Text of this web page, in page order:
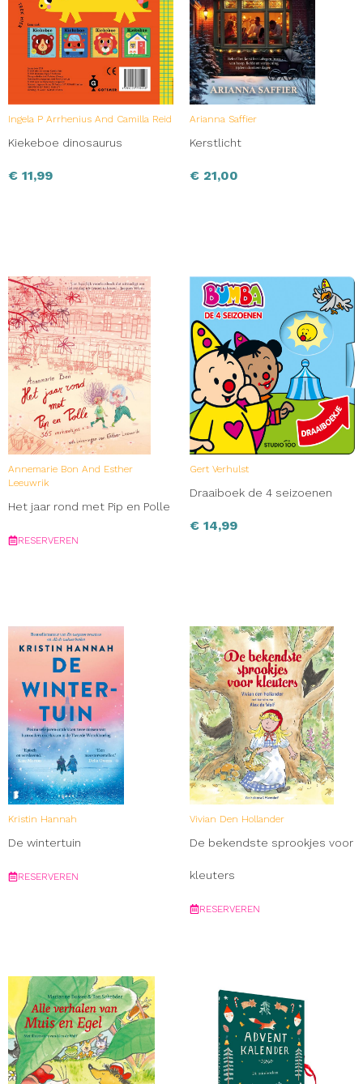
Ingela P Arrhenius And Camilla Reid
Kiekeboe dinosaurus
€ 11,99
Arianna Saffier
Kerstlicht
€ 21,00
Annemarie Bon And Esther
Leeuwrik
Het jaar rond met Pip en Polle
RESERVEREN
Gert Verhulst
Draaiboek de 4 seizoenen
€ 14,99
Kristin Hannah
De wintertuin
RESERVEREN
Vivian Den Hollander
De bekendste sprookjes voor
kleuters
RESERVEREN